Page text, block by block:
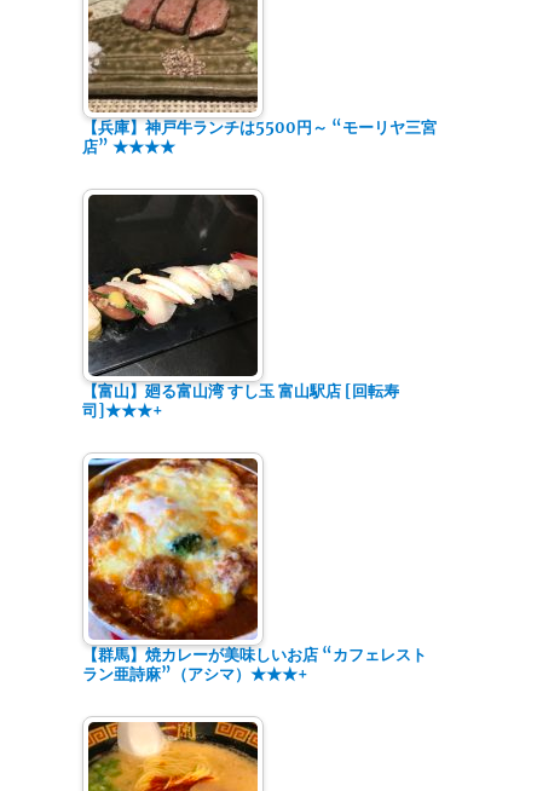
【兵庫】神戸牛ランチは5500円～ “モーリヤ三宮
店” ★★★★
【富山】廻る富山湾 すし玉 富山駅店 [回転寿
司]★★★+
【群馬】焼カレーが美味しいお店 “カフェレスト
ラン亜詩麻”（アシマ）★★★+